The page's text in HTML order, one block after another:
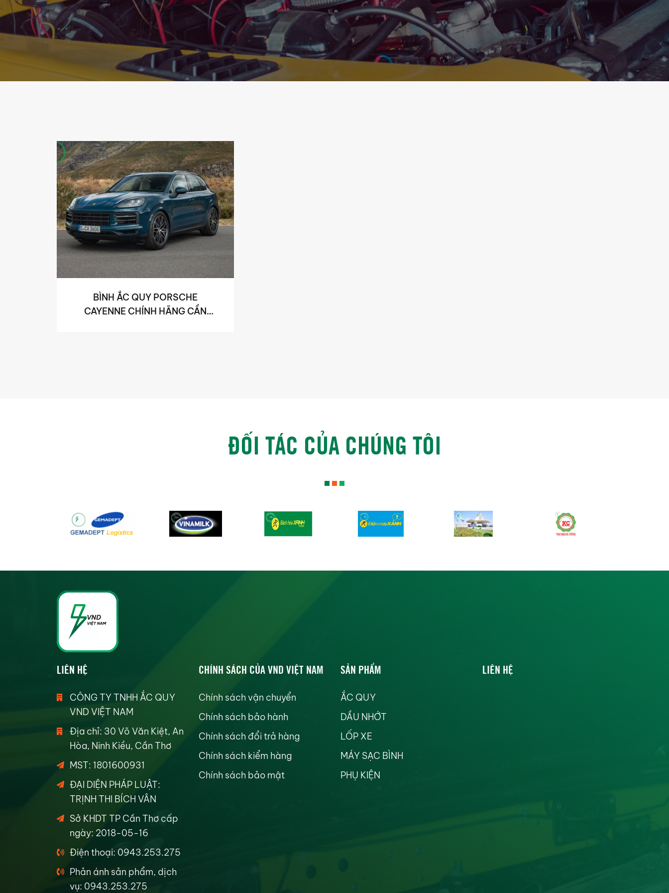
BÌNH ẮC QUY PORSCHE
CAYENNE CHÍNH HÃNG CẦN
ĐỐI TÁC CỦA CHÚNG TÔI
LIÊN HỆ
CÔNG TY TNHH ẮC QUY
VND VIỆT NAM
Địa chỉ: 30 Võ Văn Kiệt, An
Hòa, Ninh Kiều, Cần Thơ
MST: 1801600931
ĐẠI DIỆN PHÁP LUẬT:
TRỊNH THI BÍCH VÂN
Sở KHDT TP Cần Thơ cấp
ngày: 2018-05-16
Điện thoại: 0943.253.275
Phản ánh sản phẩm, dịch
vụ: 0943.253.275
CHÍNH SÁCH CỦA VND VIỆT NAM
Chính sách vận chuyển
Chính sách bảo hành
Chính sách đổi trả hàng
Chính sách kiểm hàng
Chính sách bảo mật
SẢN PHẨM
ẮC QUY
DẦU NHỚT
LỐP XE
MÁY SẠC BÌNH
PHỤ KIỆN
LIÊN HỆ